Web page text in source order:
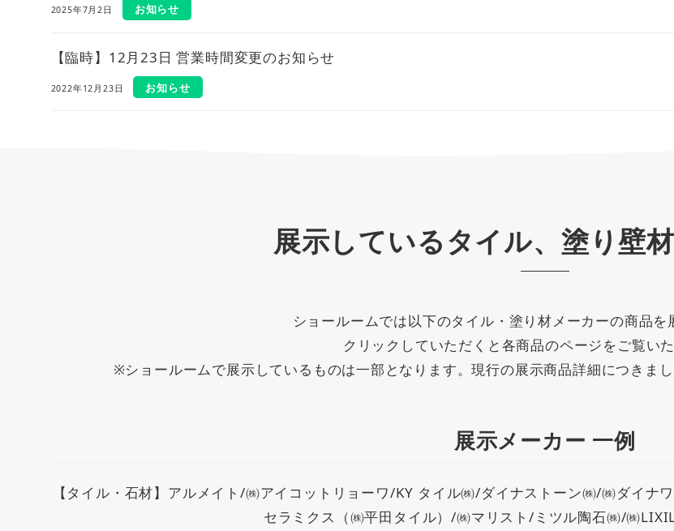
2025年7月2日 お知らせ
【臨時】12月23日 営業時間変更のお知らせ
2022年12月23日 お知らせ
展示しているタイル、塗り壁
ショールームでは以下のタイル・塗り材メーカーの商品を
クリックしていただくと各商品のページをご覧いた
※ショールームで展示しているものは一部となります。現行の展示商品詳細につきま
展示メーカー 一例
【タイル・石材】アルメイト/㈱アイコットリョーワ/KY タイル㈱/ダイナストーン㈱/㈱ダイ
セラミクス（㈱平田タイル）/㈱マリスト/ミツル陶石㈱/㈱